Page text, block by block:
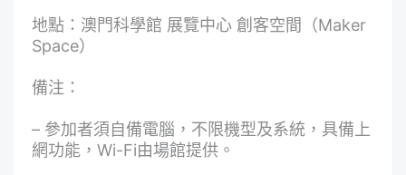
地點：澳門科學館 展覽中心 創客空間（Maker
Space）
備注：
– 參加者須自備電腦，不限機型及系統，具備上
網功能，Wi-Fi由場館提供。